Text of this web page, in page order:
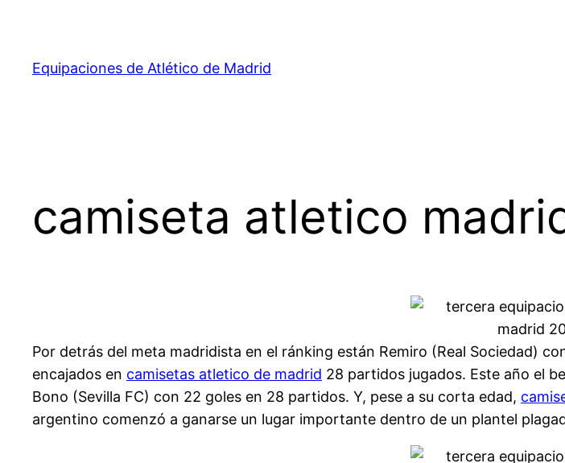
contenido
Equipaciones de Atlético de Madrid
camiseta atletico
Por detrás del meta madridista en el ránking están Remiro (Real Sociedad)
encajados en camisetas atletico de madrid 28 partidos jugados. Este año el
Bono (Sevilla FC) con 22 goles en 28 partidos. Y, pese a su corta edad,
argentino comenzó a ganarse un lugar importante dentro de un plantel